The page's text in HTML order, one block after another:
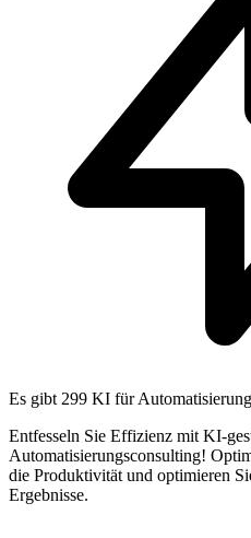
Es gibt 299 KI für
Entfesseln Sie Effizienz mit KI-
Automatisierungsconsulting!
die Produktivität und optimieren
Ergebnisse.